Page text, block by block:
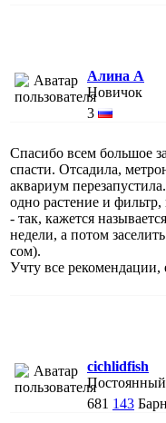
Алина А
Новичок
3
Спасибо всем большое
спасти. Отсадила,
аквариум
одно растение и
- так, кажется
недели, а потом
сом).
Учту все рекомендации,
cichlidfish
Постоянный
681 143